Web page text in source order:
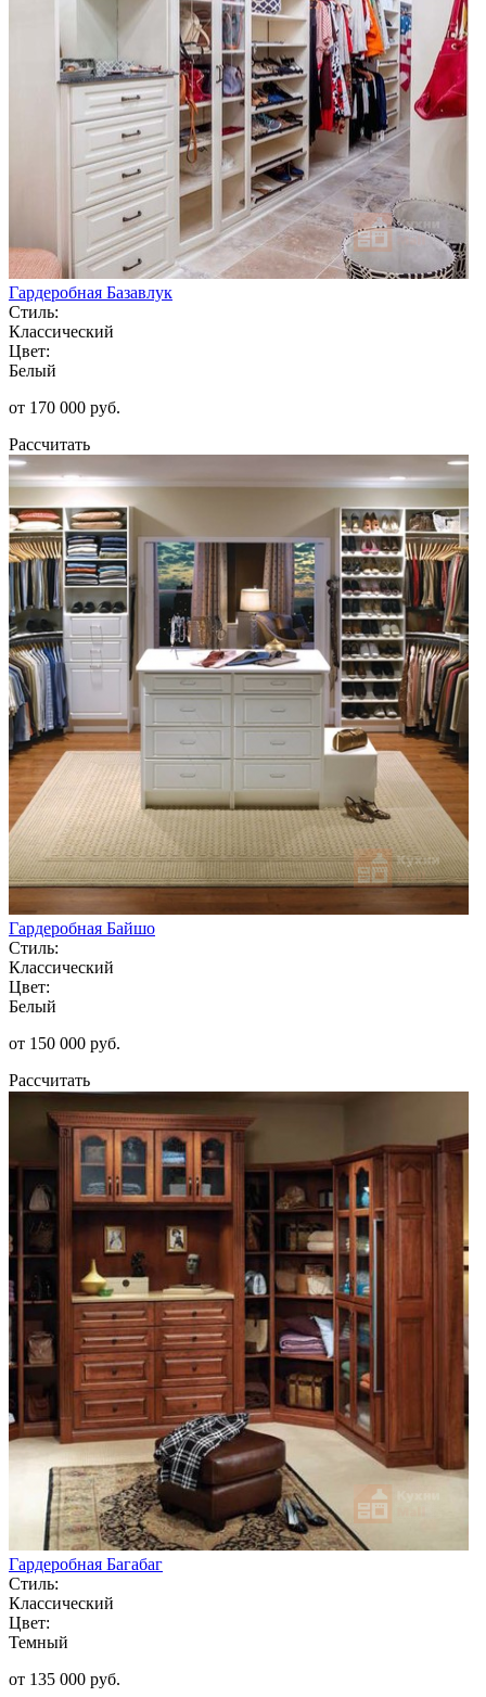
Гардеробная Базавлук
Стиль:
Классический
Цвет:
Белый
от 170 000 руб.
Рассчитать
Гардеробная Байшо
Стиль:
Классический
Цвет:
Белый
от 150 000 руб.
Рассчитать
Гардеробная Багабаг
Стиль:
Классический
Цвет:
Темный
от 135 000 руб.